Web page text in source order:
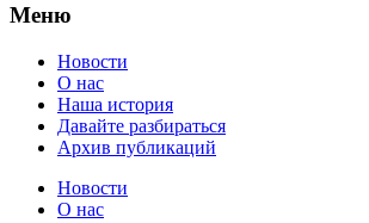
Меню
Новости
О нас
Наша история
Давайте разбираться
Архив публикаций
Новости
О нас